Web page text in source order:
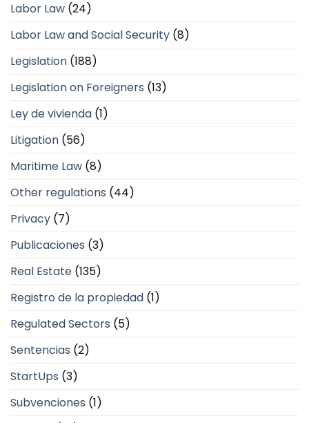
Labor Law (24)
Labor Law and Social Security (8)
Legislation (188)
Legislation on Foreigners (13)
Ley de vivienda (1)
Litigation (56)
Maritime Law (8)
Other regulations (44)
Privacy (7)
Publicaciones (3)
Real Estate (135)
Registro de la propiedad (1)
Regulated Sectors (5)
Sentencias (2)
StartUps (3)
Subvenciones (1)